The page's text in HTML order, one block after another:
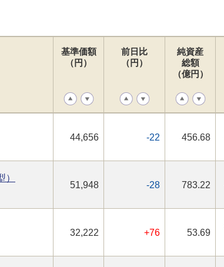
基準価額
（円）
前日比
（円）
純資産
総額
（億円）
44,656 -22 456.68
51,948 -28 783.22
32,222 +76 53.69